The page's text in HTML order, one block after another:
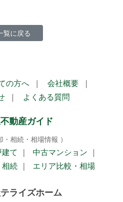
覧に戻る
の方へ ｜ 会社概要
｜
｜ よくある質問
動産ガイド
・相続・相場情報 ）
て ｜ 中古マンション
｜
相続 ｜ エリア比較・相場
ライズホーム